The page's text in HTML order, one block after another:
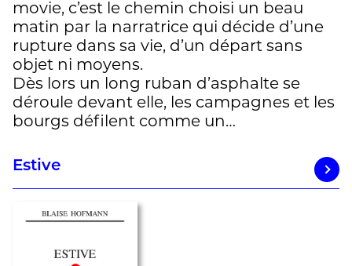
movie, c’est le chemin choisi un beau
matin par la narratrice qui décide d’une
rupture dans sa vie, d’un départ sans
objet ni moyens.
Dès lors un long ruban d’asphalte se
déroule devant elle, les campagnes et les
bourgs défilent comme un…
Estive